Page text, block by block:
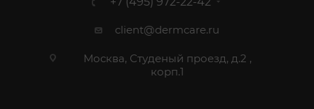
client@dermcare.ru
Москва, Студеный проезд, д.2 ,
корп.1